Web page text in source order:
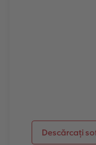
Descărcați